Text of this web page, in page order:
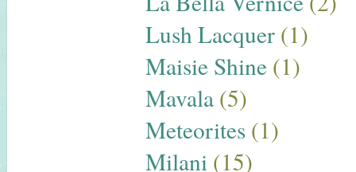
Lush Lacquer (1)
Maisie Shine (1)
Mavala (5)
Meteorites (1)
Milani (15)